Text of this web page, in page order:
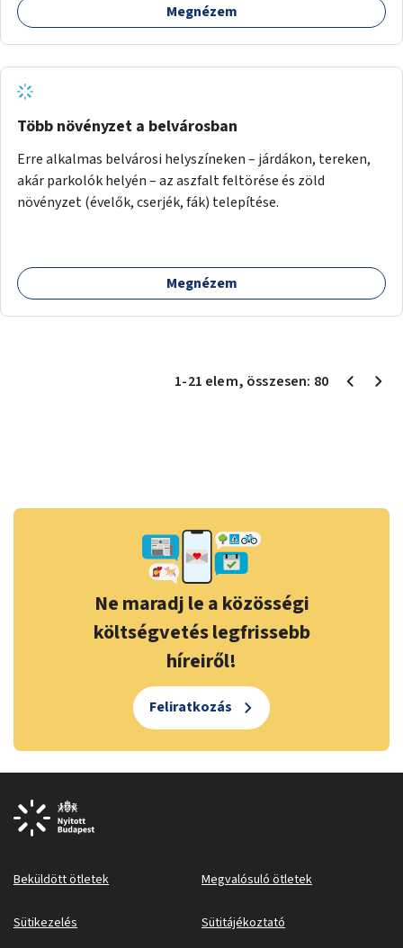
Megnézem
Több növényzet a belvárosban
Erre alkalmas belvárosi helyszíneken – járdákon, tereken,
akár parkolók helyén – az aszfalt feltörése és zöld
növényzet (évelők, cserjék, fák) telepítése.
Megnézem
1-21 elem, összesen: 80
Ne maradj le a közösségi
költségvetés legfrissebb
híreiről!
Feliratkozás
Beküldött ötletek Megvalósuló ötletek
Sütikezelés Sütitájékoztató